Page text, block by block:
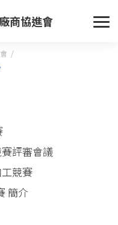
商協進會
評審會議
競賽
簡介